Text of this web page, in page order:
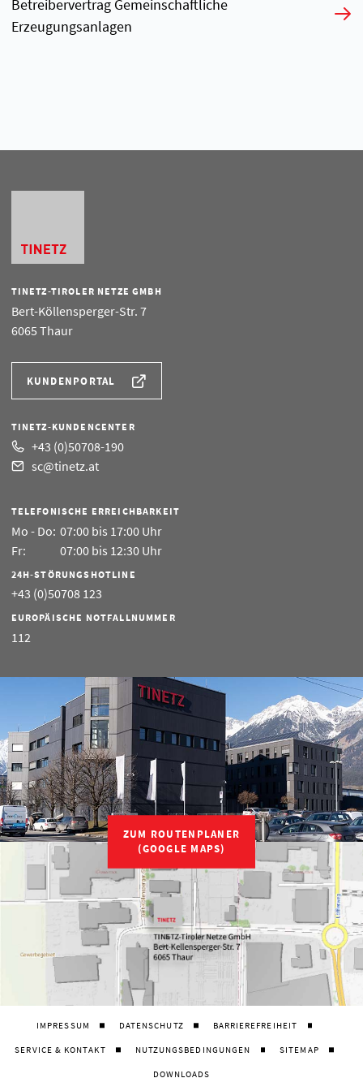
Betreibervertrag Gemeinschaftliche
Erzeugungsanlagen
TINETZ-TIROLER NETZE GMBH
Bert-Köllensperger-Str. 7
6065 Thaur
KUNDENPORTAL
TINETZ-KUNDENCENTER
+43 (0)50708-190
sc@tinetz.at
TELEFONISCHE ERREICHBARKEIT
Mo - Do: 07:00 bis 17:00 Uhr
Fr:
07:00 bis 12:30 Uhr
24H-STÖRUNGSHOTLINE
+43 (0)50708 123
EUROPÄISCHE NOTFALLNUMMER
112
ZUM ROUTENPLANER
(GOOGLE MAPS)
IMPRESSUM DATENSCHUTZ BARRIEREFREIHEIT
SERVICE & KONTAKT NUTZUNGSBEDINGUNGEN SITEMAP
DOWNLOADS